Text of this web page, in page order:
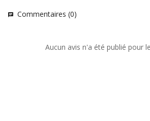
chat Commentaires (0)
Aucun avis n'a été publié pour